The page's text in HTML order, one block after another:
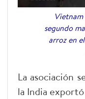
Vietnam
segundo
arroz en
La asociación
la India